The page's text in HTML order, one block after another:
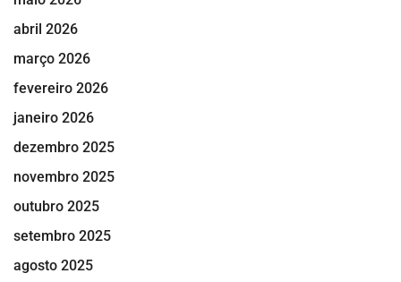
abril 2026
março 2026
fevereiro 2026
janeiro 2026
dezembro 2025
novembro 2025
outubro 2025
setembro 2025
agosto 2025